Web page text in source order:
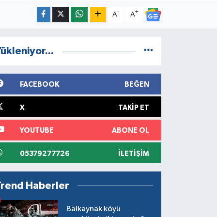
A- A+
FACEBOOK BEĞEN
X TAKIP ET
YOUTUBE ABONE OL
05379277726 İLETIŞIM
Haberler
Balkaynak köyü